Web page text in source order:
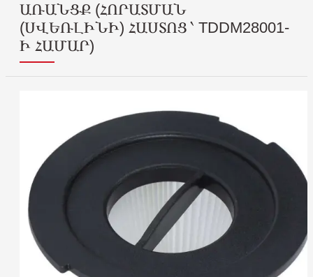
ԱՌԱՆՑՔ (ՀՈՐԱՏՄԱՆ
(ՍՎԵՌԼԻՆԻ) ՀԱՍՏՈՑ ՝ TDDM28001-
Ի ՀԱՄԱՐ)